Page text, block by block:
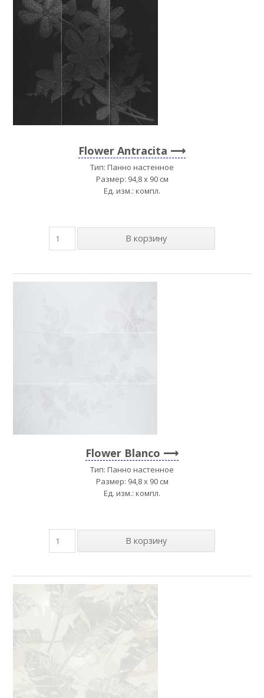
Flower Antracita
Тип: Панно настенное
Размер: 94,8 x 90 см
Ед. изм.: компл.
Flower Blanco
Тип: Панно настенное
Размер: 94,8 x 90 см
Ед. изм.: компл.